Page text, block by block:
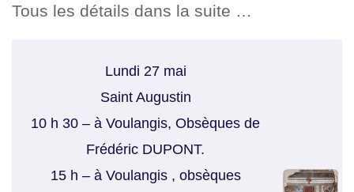
Tous les détails dans la suite …
Lundi 27 mai
Saint Augustin
10 h 30 – à Voulangis, Obsèques de
Frédéric DUPONT.
15 h – à Voulangis , obsèques